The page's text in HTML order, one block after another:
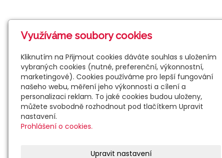
Využíváme soubory cookies
Kliknutím na Přijmout cookies dáváte souhlas s uložením
vybraných cookies (nutné, preferenční, výkonnostní,
marketingové). Cookies používáme pro lepší fungování
našeho webu, měření jeho výkonnosti a cílení a
personalizaci reklam. To jaké cookies budou uloženy,
můžete svobodně rozhodnout pod tlačítkem Upravit
nastavení.
Prohlášení o cookies.
Upravit nastavení